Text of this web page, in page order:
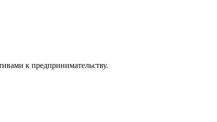
к предпринимательству.